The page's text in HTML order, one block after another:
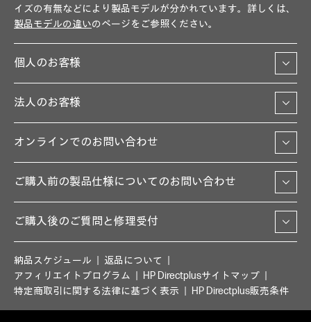
イズの有無などにより製品モデルが分かれています。詳しくは、
製品モデルの違いのページをご参照ください。
個人のお客様
法人のお客様
オンラインでのお問い合わせ
ご購入前の製品仕様についてのお問い合わせ
ご購入後のご質問と修理受付
納品スケジュール
返品について
アフィリエイトプログラム
HP Directplusサイトマップ
特定商取引に関する法律に基づく表示
HP Directplus販売条件